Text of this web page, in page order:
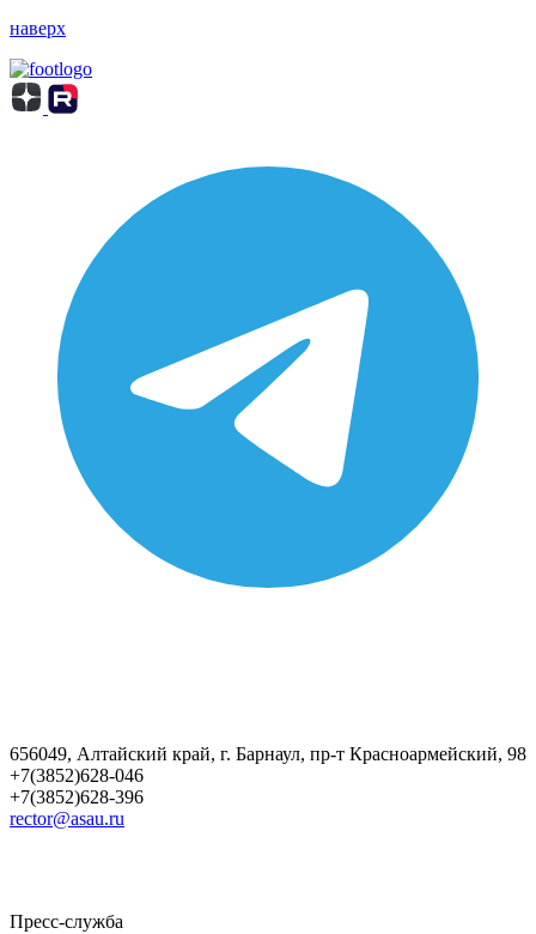
наверх
656049, Алтайский край, г. Барнаул, пр-т Красноармейский, 98
+7(3852)628-046
+7(3852)628-396
rector@asau.ru
Пресс-служба